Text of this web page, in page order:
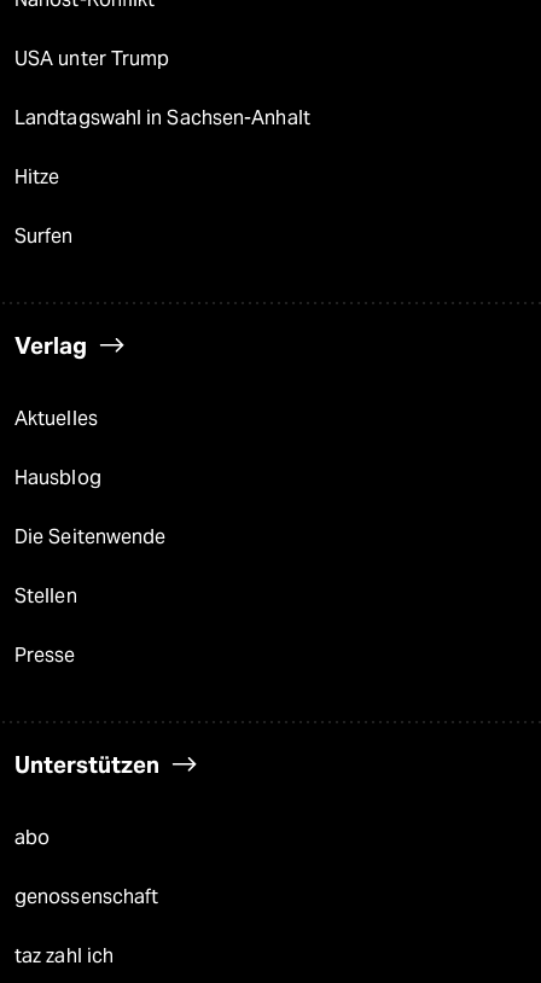
USA unter Trump
Landtagswahl in Sachsen-Anhalt
Hitze
Surfen
Verlag
Aktuelles
Hausblog
Die Seitenwende
Stellen
Presse
Unterstützen
abo
genossenschaft
taz zahl ich